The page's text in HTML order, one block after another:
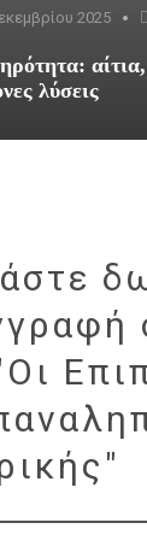
2025
λύσεις